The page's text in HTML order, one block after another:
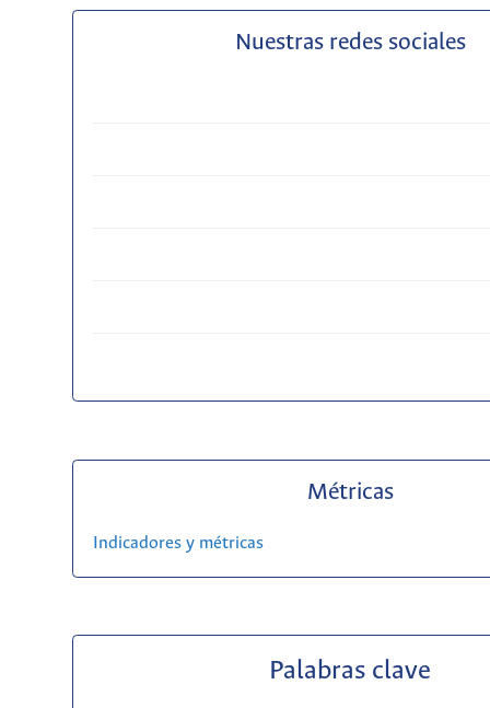
Nuestras redes sociales
Métricas
Indicadores y métricas
Palabras clave